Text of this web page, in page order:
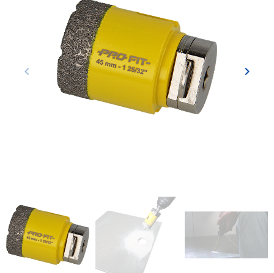
Vorige
keyboard_arrow_left keyboard_arrow_right